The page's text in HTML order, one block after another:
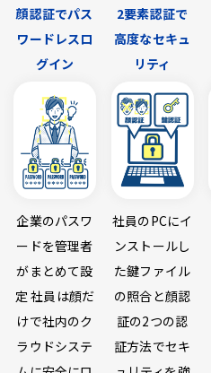
顔認証でパス
ワードレスロ
グイン
企業のパスワ
ードを管理者
がまとめて設
定 社員は顔だ
けで社内のク
ラウドシステ
2要素認証で
高度なセキュ
リティ
社員のPCにイ
ンストールし
た鍵ファイル
の照合と顔認
証の2つの認
証方法でセキ